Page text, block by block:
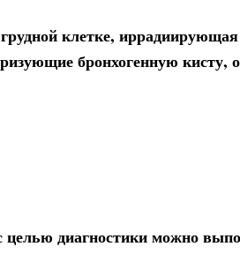
клетке,
бронхогенную
целью диагностики можно